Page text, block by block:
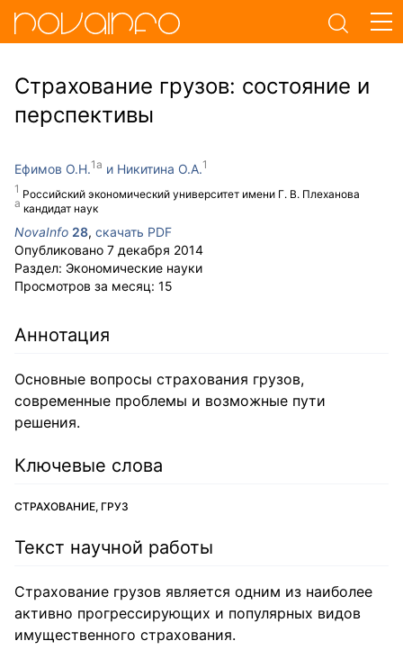
Страхование грузов: состояние и
перспективы
Ефимов О.Н.
Российский экономический университет имени Г. В. Плеханова
кандидат наук
Никитина О.А.
NovaInfo 28, скачать PDF
Опубликовано 7 декабря 2014
Раздел: Экономические науки
Просмотров за месяц: 15
Аннотация
Основные вопросы страхования грузов,
современные проблемы и возможные пути
решения.
Ключевые слова
СТРАХОВАНИЕ, ГРУЗ
Текст научной работы
Страхование грузов является одним из наиболее
активно прогрессирующих и популярных видов
имущественного страхования.